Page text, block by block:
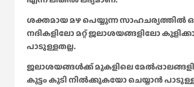
ശക്തമായ മഴ പെയ്യുന്ന സാഹചര്യത്തിൽ
നദികളിലോ മറ്റ് ജലാശയങ്ങളിലോ
പാടുള്ളതല്ല.
ജലാശയങ്ങൾക്ക് മുകളിലെ
കൂട്ടം കൂടി നിൽക്കുകയോ ചെയ്യാൻ